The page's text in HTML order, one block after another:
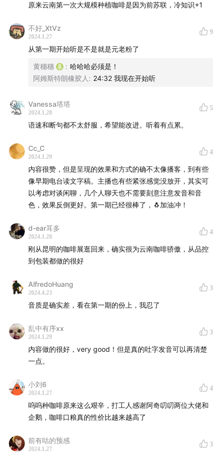
成熟度参差不齐的咖啡果实放在一起发酵
黑茶日晒处理的咖啡豆
原来云南第一次大规模种植咖啡是因为前苏联，冷知识+1
不好_XtVz
2024.1.27
9
从第一期开始听是不是就是元老粉了
黄穗穗 : 哈哈哈必须是！
阿姆斯特朗橡胶人 : 24:32 我现在开始听
Vanessa塔塔
2024.1.28
5
语速和断句都不太舒服，希望能改进。听着有点累。
Cc_C
2024.1.29
4
内容很赞，但是呈现的效果和方式的确不太像播客，到有些
像早期电台读文字稿。主播也有些紧张感觉没放开，其实可
以考虑对谈闲聊，几个人聊天也不需要刻意注意发音和音
色，效果反倒更好。第一期已经很棒了，🐧加油冲！
d-ear耳多
2024.1.28
4
刚从昆明的咖啡展逛回来，确实很为云南咖啡骄傲，从品控
到包装都做的很好
AlfredoHuang
2024.4.23
3
音质是确实差，看在第一期的份上，我忍了
乱中有序xx
2024.1.29
3
内容做的很好，very good！但是真的吐字发音可以再清楚
一点。
小刘6
2024.1.27
4
呜呜种咖啡原来这么艰辛，打工人感谢阿奇叨叨两位大佬和
企鹅，咖啡口粮真的性价比越来越高了
前有咕的预感
2024.1.27
3